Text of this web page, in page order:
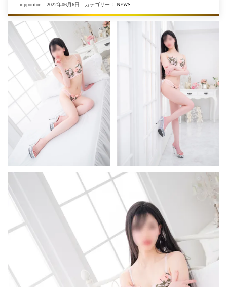
nipporitori 2022年06月6日 カテゴリー： NEWS